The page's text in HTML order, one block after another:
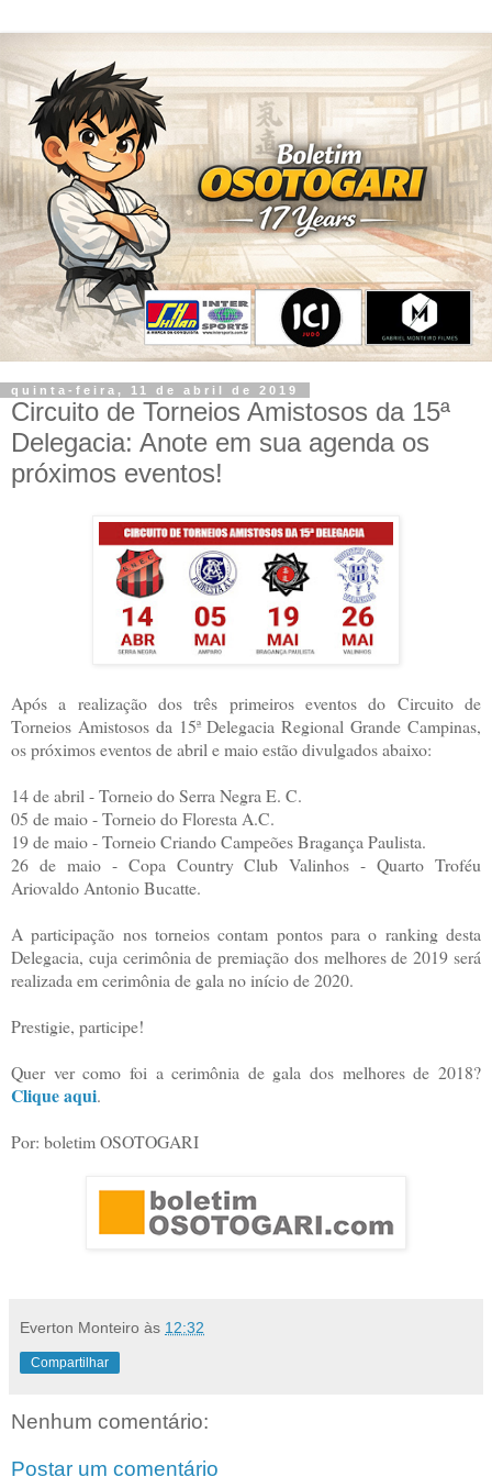
quinta-feira, 11 de abril de 2019
Circuito de Torneios Amistosos da 15ª
Delegacia: Anote em sua agenda os
próximos eventos!
Após a realização dos três primeiros eventos do Circuito de
Torneios Amistosos da 15ª Delegacia Regional Grande Campinas,
os próximos eventos de abril e maio estão divulgados abaixo:
14 de abril - Torneio do Serra Negra E. C.
05 de maio - Torneio do Floresta A.C.
19 de maio - Torneio Criando Campeões Bragança Paulista.
26 de maio - Copa Country Club Valinhos - Quarto Troféu
Ariovaldo Antonio Bucatte.
A participação nos torneios contam pontos para o ranking desta
Delegacia, cuja cerimônia de premiação dos melhores de 2019 será
realizada em cerimônia de gala no início de 2020.
Prestigie, participe!
Quer ver como foi a cerimônia de gala dos melhores de 2018?
Clique aqui.
Por: boletim OSOTOGARI
Everton Monteiro às 12:32
Compartilhar
Nenhum comentário:
Postar um comentário